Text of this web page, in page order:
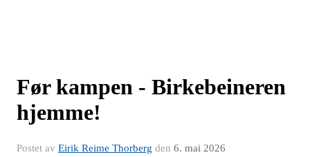
Før kampen - Birkebeineren
hjemme!
Postet av Eirik Reime Thorberg den 6. mai 2026